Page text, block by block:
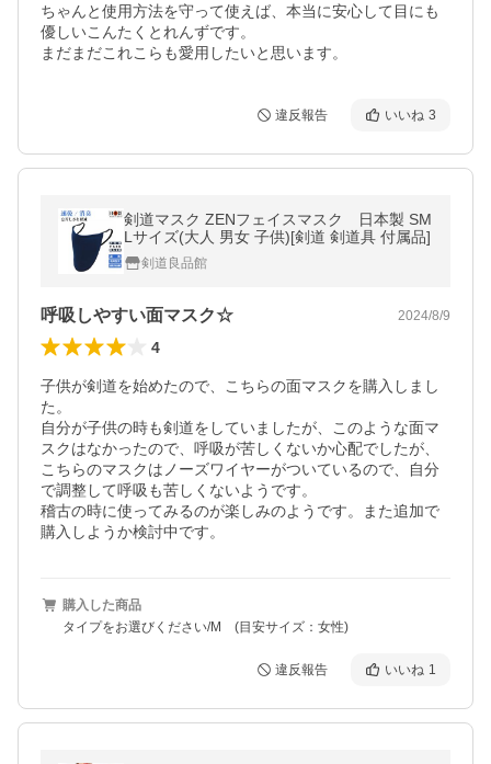
ちゃんと使用方法を守って使えば、本当に安心して目にも
優しいこんたくとれんずです。
まだまだこれこらも愛用したいと思います。
違反報告 いいね 3
剣道マスク ZENフェイスマスク 日本製 SM
Lサイズ(大人 男女 子供)[剣道 剣道具 付属品]
剣道良品館
呼吸しやすい面マスク☆ 2024/8/9
4
子供が剣道を始めたので、こちらの面マスクを購入しまし
た。
自分が子供の時も剣道をしていましたが、このような面マ
スクはなかったので、呼吸が苦しくないか心配でしたが、
こちらのマスクはノーズワイヤーがついているので、自分
で調整して呼吸も苦しくないようです。
稽古の時に使ってみるのが楽しみのようです。また追加で
購入しようか検討中です。
購入した商品
タイプをお選びください/M (目安サイズ：女性)
違反報告 いいね 1